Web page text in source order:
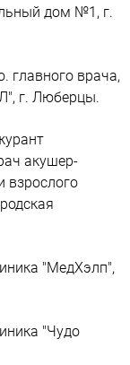
дом №1, г.
главного врача,
г. Люберцы.
акушер-
взрослого
"МедХэлп",
"Чудо